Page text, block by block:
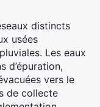
distincts
usées
Les eaux
d’épuration,
vers le
de collecte